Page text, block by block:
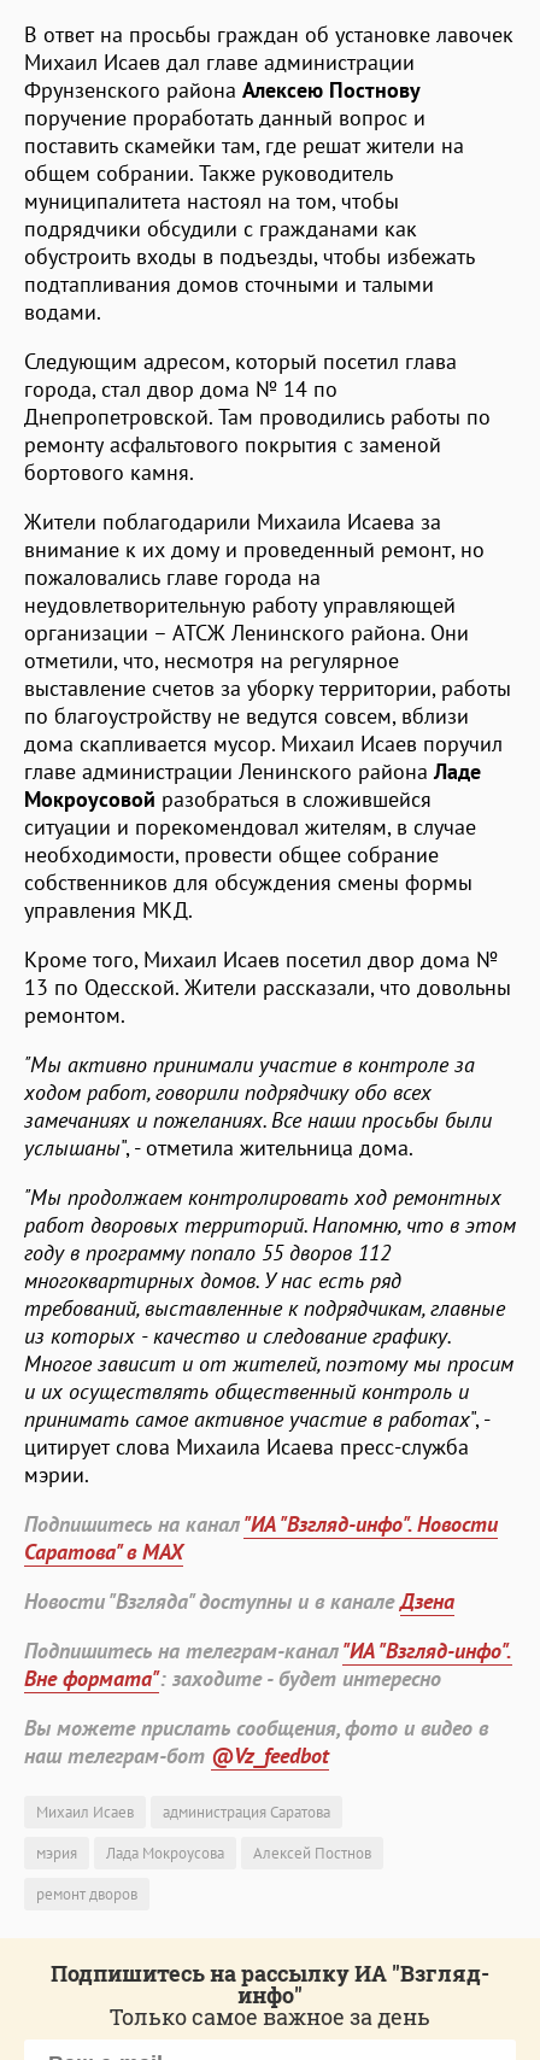
В ответ на просьбы граждан об установке лавочек
Михаил Исаев дал главе администрации
Фрунзенского района Алексею Постнову
поручение проработать данный вопрос и
поставить скамейки там, где решат жители на
общем собрании. Также руководитель
муниципалитета настоял на том, чтобы
подрядчики обсудили с гражданами как
обустроить входы в подъезды, чтобы избежать
подтапливания домов сточными и талыми
водами.
Следующим адресом, который посетил глава
города, стал двор дома № 14 по
Днепропетровской. Там проводились работы по
ремонту асфальтового покрытия с заменой
бортового камня.
Жители поблагодарили Михаила Исаева за
внимание к их дому и проведенный ремонт, но
пожаловались главе города на
неудовлетворительную работу управляющей
организации – АТСЖ Ленинского района. Они
отметили, что, несмотря на регулярное
выставление счетов за уборку территории, работы
по благоустройству не ведутся совсем, вблизи
дома скапливается мусор. Михаил Исаев поручил
главе администрации Ленинского районаЛаде
Мокроусовой разобраться в сложившейся
ситуации и порекомендовал жителям, в случае
необходимости, провести общее собрание
собственников для обсуждения смены формы
управления МКД.
Кроме того, Михаил Исаев посетил двор дома №
13 по Одесской. Жители рассказали, что довольны
ремонтом.
"Мы активно принимали участие в контроле за
ходом работ, говорили подрядчику обо всех
замечаниях и пожеланиях. Все наши просьбы были
услышаны", - отметила жительница дома.
"Мы продолжаем контролировать ход ремонтных
работ дворовых территорий. Напомню, что в этом
году в программу попало 55 дворов 112
многоквартирных домов. У нас есть ряд
требований, выставленные к подрядчикам, главные
из которых - качество и следование графику.
Многое зависит и от жителей, поэтому мы просим
и их осуществлять общественный контроль и
принимать самое активное участие в работах", -
цитирует слова Михаила Исаева пресс-служба
мэрии.
Подпишитесь на канал"ИА "Взгляд-инфо". Новости
Саратова" в MAX
Новости "Взгляда" доступны и в каналеДзена
Подпишитесь на телеграм-канал"ИА "Взгляд-инфо".
Вне формата": заходите - будет интересно
Вы можете прислать сообщения, фото и видео в
наш телеграм-бот @Vz_feedbot
Михаил Исаев
администрация Саратова
мэрия
Лада Мокроусова
Алексей Постнов
ремонт дворов
Подпишитесь на рассылку ИА "Взгляд-
инфо"
Только самое важное за день